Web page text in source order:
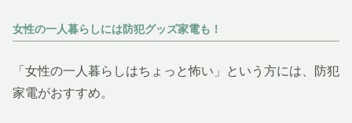
女性の一人暮らしには防犯グッズ家電も！
「女性の一人暮らしはちょっと怖い」という方には、防犯
家電がおすすめ。